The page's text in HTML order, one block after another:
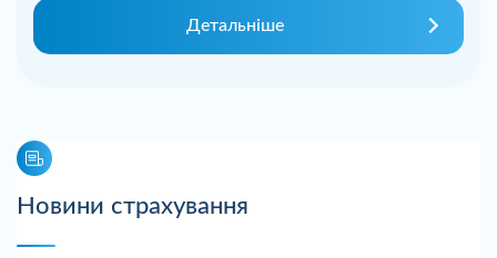
Детальніше
Новини страхування